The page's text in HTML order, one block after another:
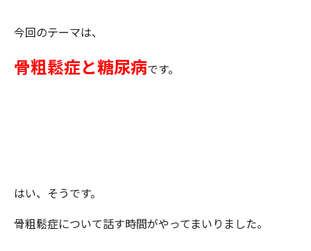
今回のテーマは、
骨粗鬆症と糖尿病です。
はい、そうです。
骨粗鬆症について話す時間がやってまいりました。